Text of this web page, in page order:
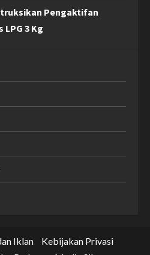
Pengaktifan
3 Kg
Iklan
Kebijakan Privasi